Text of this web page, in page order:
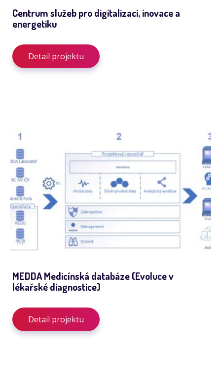
Centrum služeb pro digitalizaci, inovace a
energetiku
Detail projektu
MEDDA Medicínská databáze (Evoluce v
lékařské diagnostice)
Detail projektu